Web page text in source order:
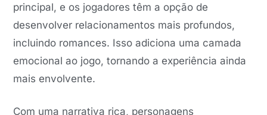
principal, e os jogadores têm a opção de
desenvolver relacionamentos mais profundos,
incluindo romances. Isso adiciona uma camada
emocional ao jogo, tornando a experiência ainda
mais envolvente.
Com uma narrativa rica, personagens